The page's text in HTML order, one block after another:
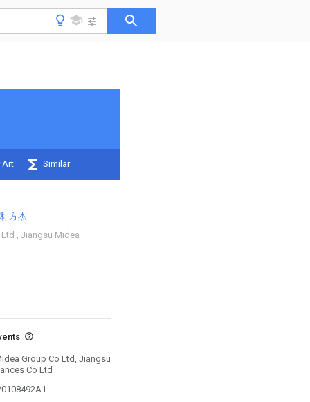
Art Similar
方杰
Jiangsu Midea
Group Co Ltd, Jiangsu
Co Ltd